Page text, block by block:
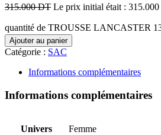
315.000DT Le prix initial était :
quantité de TROUSSE LANCASTER
Ajouter au panier
Catégorie : SAC
Informations complémentaires
Informations complémentaires
Univers Femme